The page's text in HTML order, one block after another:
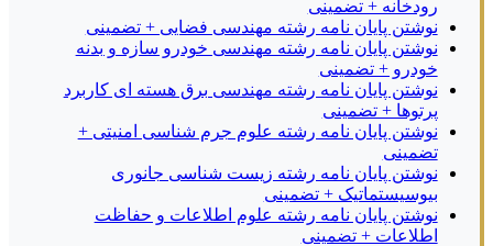
رودخانه + تضمینی
نوشتن پایان نامه رشته مهندسی فضایی + تضمینی
نوشتن پایان نامه رشته مهندسی خودرو سازه و بدنه
خودرو + تضمینی
نوشتن پایان نامه رشته مهندسی برق هسته ای کاربرد
پرتوها + تضمینی
نوشتن پایان نامه رشته علوم جرم شناسی امنیتی +
تضمینی
نوشتن پایان نامه رشته زیست شناسی جانوری
بیوسیستماتیک + تضمینی
نوشتن پایان نامه رشته علوم اطلاعات و حفاظت
اطلاعات + تضمینی